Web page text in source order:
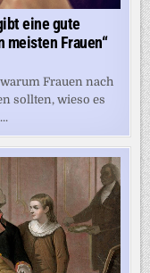
eine gute
meisten Frauen“
Frauen nach
sollten, wieso es